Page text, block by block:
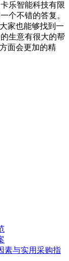
乐智能科技有限
个不错的答复。
家也能够找到一
生意有很大的帮
面会更加的精
素与实用采购指